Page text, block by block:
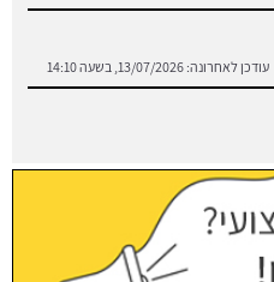
עודכן לאחרונה: 13/07/2026, בשעה 14:10